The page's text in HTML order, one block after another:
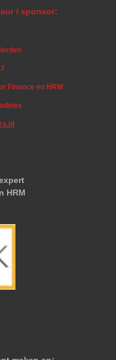
/ sponsor:
Finance en HRM
HRM